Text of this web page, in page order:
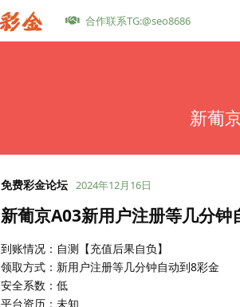
合作联系TG:@seo8686
新葡
免费彩金论坛 2024年12月16日
新葡京A03新用户注册等几分钟
到账情况：自测【充值后果自负】
领取方式：新用户注册等几分钟自动到8彩金
安全系数：低
平台资历：未知